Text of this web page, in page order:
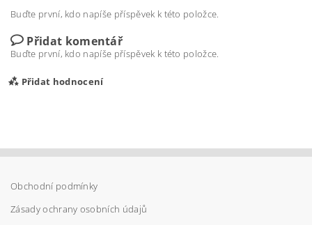
Buďte první, kdo napíše příspěvek k této položce.
Přidat komentář
Buďte první, kdo napíše příspěvek k této položce.
Přidat hodnocení
Obchodní podmínky
Zásady ochrany osobních údajů